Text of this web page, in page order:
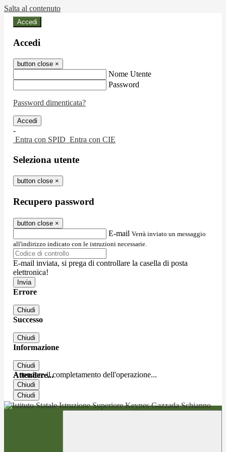
Salta al contenuto
Accedi
Accedi
button close ×
Nome Utente
Password
Password dimenticata?
-
Entra con SPID Entra con CIE
Seleziona utente
button close ×
Recupero password
button close ×
E-mail Verrà inviato un messaggio
all'indirizzo indicato con le istruzioni necessarie.
E-mail inviata, si prega di controllare la casella di posta
elettronica!
Errore
Chiudi
Successo
Chiudi
Informazione
Chiudi
Attendere...
Attendere il completamento dell'operazione...
Chiudi
Chiudi